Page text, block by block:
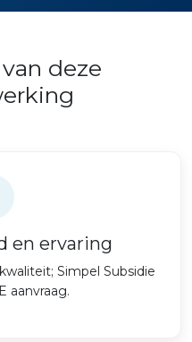
deze
en ervaring
Simpel Subsidie
aanvraag.